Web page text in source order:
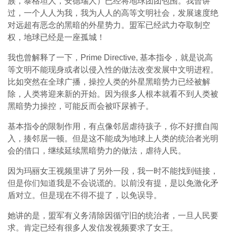
过，一个人人为我，我为人人的高等文明社会，发展速度绝
对远超有恶念的黑暗的外星势力。盟军已经武力夺取制空
权，地球已经是一座孤城！
我也曾解释了一下，Prime Directive, 基本指令，就是说高
等文明不能现身或者以侵入性的做法改变发展中文明进程。
比如突然在全球广播，操控人类的外星黑暗势力已经被解
除，人类将迎来新的开始。因为很多人根本就看不到人类被
黑暗势力操控，可能反而会被吓尿裤子。
基本指令的限制作用，有点像邻居虐待孩子，你不好擅自闯
入，揍邻居一顿。但是这不能成为地球上人类的统治者光明
会的借口，继续延续黑暗势力的做法，虐待人民。
因为玛丽女王视频里讲了另外一段，我一时不能找到链接，
但是你们知道我是不会说谎的。以前没有提，是以免激化矛
盾对立。但是现在不得不提了，以免误导。
她讲的是，盟军有义务清除因循守旧的统治者，一旦人民要
求。肯定已经有很多人发信发视频要求了女王。